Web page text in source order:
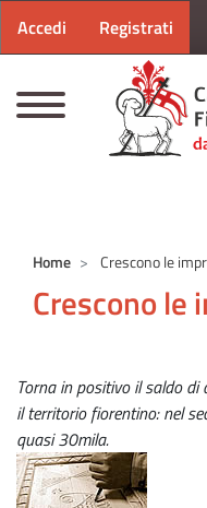
Menu profilo utente
Accedi Registrati
Home Crescono le
Crescono le
Torna in positivo il saldo di
il territorio fiorentino: nel
quasi 30mila.